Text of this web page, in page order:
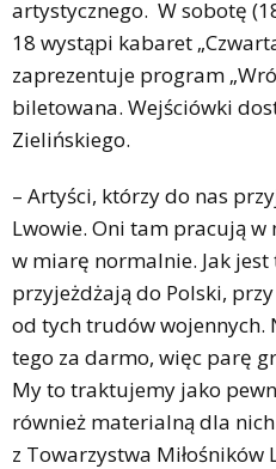
artystycznego. W sobotę
18 wystąpi kabaret
zaprezentuje program
biletowana. Wejściówki
Zielińskiego.
– Artyści, którzy do nas
Lwowie. Oni tam pracują
w miarę normalnie. Jak
przyjeżdżają do Polski,
od tych trudów wojennych.
tego za darmo, więc parę
My to traktujemy jako
również materialną dla
z Towarzystwa Miłośników